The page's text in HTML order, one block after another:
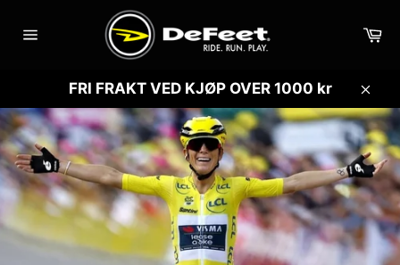
videre
Sidenavigasjon
FRI FRAKT VED KJØP OVER 1000 kr
Lukk